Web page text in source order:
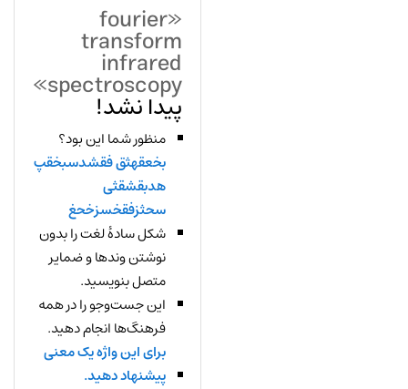
«fourier
transform
infrared
spectroscopy»
پیدا نشد!
منظور شما این بود؟
بخعقهثق فقشدسبخقپ
هدبقشقثی
سحثزفقخسزخحغ
شکل سادهٔ لغت را بدون
نوشتن وندها و ضمایر
متصل بنویسید.
این جست‌وجو را در همه
فرهنگ‌ها انجام دهید.
برای این واژه یک معنی
پیشنهاد دهید.